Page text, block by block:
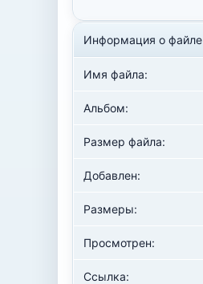
Информация о файле
Имя файла:
Альбом:
Размер файла:
Добавлен:
Размеры:
Просмотрен:
Ссылка: